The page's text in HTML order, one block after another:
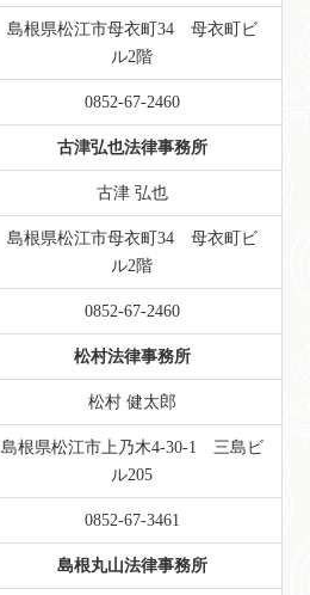
島根県松江市母衣町34 母衣町ビ
ル2階
0852-67-2460
古津弘也法律事務所
古津 弘也
島根県松江市母衣町34 母衣町ビ
ル2階
0852-67-2460
松村法律事務所
松村 健太郎
島根県松江市上乃木4-30-1 三島ビ
ル205
0852-67-3461
島根丸山法律事務所